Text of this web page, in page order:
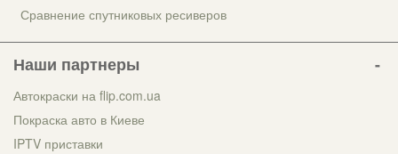
Сравнение спутниковых ресиверов
Наши партнеры
Автокраски на flip.com.ua
Покраска авто в Киеве
IPTV приставки